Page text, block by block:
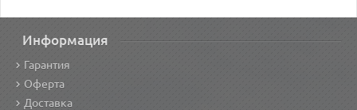
Информация
Гарантия
Оферта
Доставка